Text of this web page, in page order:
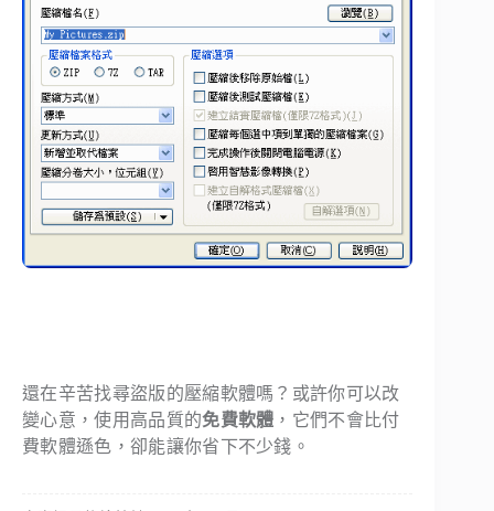
還在辛苦找尋盜版的壓縮軟體嗎？或許你可以改
變心意，使用高品質的免費軟體 ，它們不會比付
費軟體遜色，卻能讓你省下不少錢。